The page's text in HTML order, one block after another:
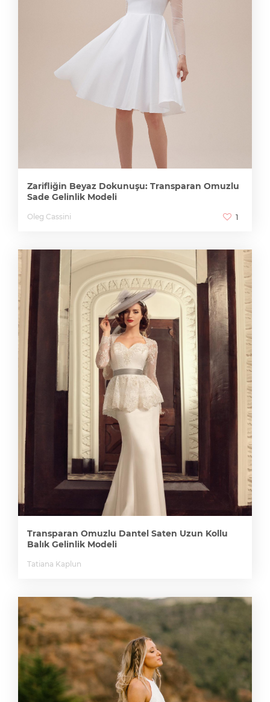
Zarifliğin Beyaz Dokunuşu: Transparan Omuzlu
Sade Gelinlik Modeli
Oleg Cassini 1
Transparan Omuzlu Dantel Saten Uzun Kollu
Balık Gelinlik Modeli
Tatiana Kaplun